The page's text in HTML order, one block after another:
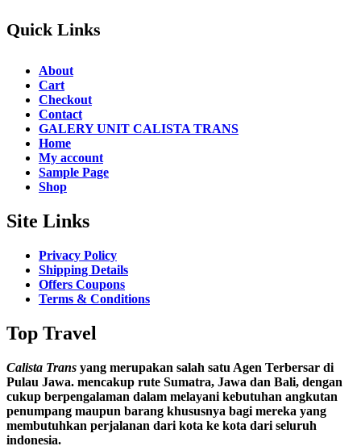
Quick Links
About
Cart
Checkout
Contact
GALERY UNIT CALISTA TRANS
Home
My account
Sample Page
Shop
Site Links
Privacy Policy
Shipping Details
Offers Coupons
Terms & Conditions
Top Travel
Calista Trans yang merupakan salah satu Agen Terbersar di
Pulau Jawa. mencakup rute Sumatra, Jawa dan Bali, dengan
cukup berpengalaman dalam melayani kebutuhan angkutan
penumpang maupun barang khususnya bagi mereka yang
membutuhkan perjalanan dari kota ke kota dari seluruh
indonesia.